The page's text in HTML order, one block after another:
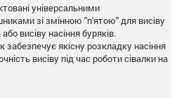
універсальними
зі змінною "п'ятою" для висіву
висіву насіння буряків.
якісну розкладку насіння
висіву під час роботи сівалки на